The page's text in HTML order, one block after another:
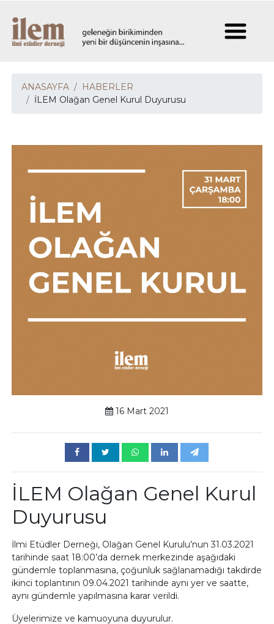
ANASAYFA
HABERLER
İLEM Olağan Genel Kurul Duyurusu
16 Mart 2021
İLEM Olağan Genel Kurul
Duyurusu
İlmi Etüdler Derneği, Olağan Genel Kurulu’nun 31.03.2021
tarihinde saat 18:00’da dernek merkezinde aşağıdaki
gündemle toplanmasına, çoğunluk sağlanamadığı takdirde
ikinci toplantının 09.04.2021 tarihinde aynı yer ve saatte,
aynı gündemle yapılmasına karar verildi.
Üyelerimize ve kamuoyuna duyurulur.